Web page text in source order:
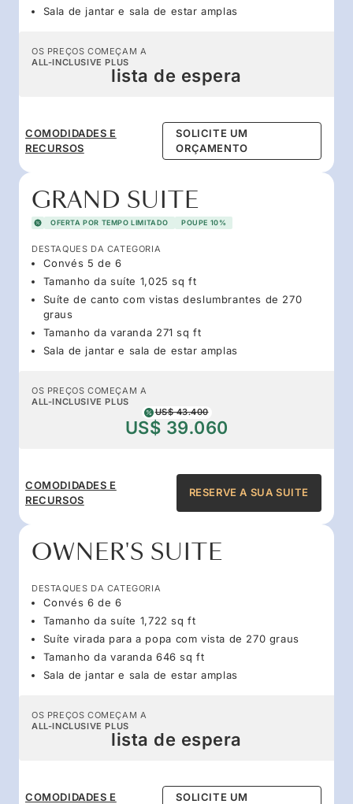
Sala de jantar e sala de estar amplas
OS PREÇOS COMEÇAM A
ALL-INCLUSIVE PLUS
lista de espera
COMODIDADES E
RECURSOS
SOLICITE UM
ORÇAMENTO
GRAND SUITE
OFERTA POR TEMPO LIMITADO POUPE 10%
DESTAQUES DA CATEGORIA
Convés 5 de 6
Tamanho da suíte 1,025 sq ft
Suíte de canto com vistas deslumbrantes de 270
graus
Tamanho da varanda 271 sq ft
Sala de jantar e sala de estar amplas
OS PREÇOS COMEÇAM A
ALL-INCLUSIVE PLUS
US$ 43.400
US$ 39.060
COMODIDADES E
RECURSOS
RESERVE A SUA SUITE
OWNER'S SUITE
DESTAQUES DA CATEGORIA
Convés 6 de 6
Tamanho da suíte 1,722 sq ft
Suíte virada para a popa com vista de 270 graus
Tamanho da varanda 646 sq ft
Sala de jantar e sala de estar amplas
OS PREÇOS COMEÇAM A
ALL-INCLUSIVE PLUS
lista de espera
COMODIDADES E
SOLICITE UM